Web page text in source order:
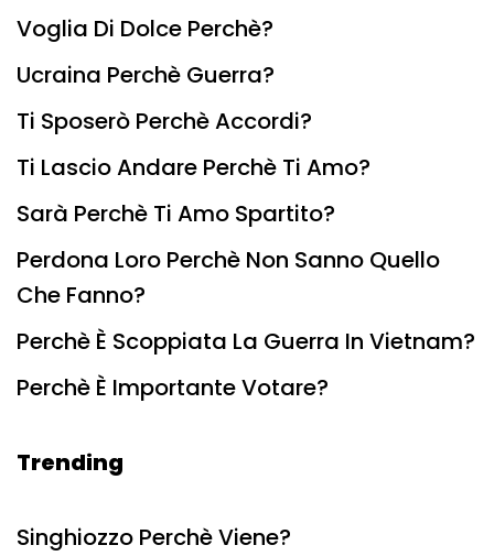
Voglia Di Dolce Perchè?
Ucraina Perchè Guerra?
Ti Sposerò Perchè Accordi?
Ti Lascio Andare Perchè Ti Amo?
Sarà Perchè Ti Amo Spartito?
Perdona Loro Perchè Non Sanno Quello
Che Fanno?
Perchè È Scoppiata La Guerra In Vietnam?
Perchè È Importante Votare?
Trending
Singhiozzo Perchè Viene?